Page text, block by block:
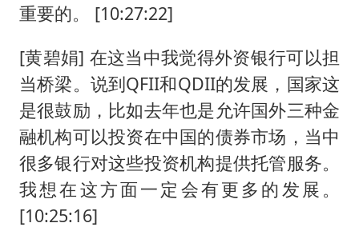
重要的。 [10:27:22]
[黄碧娟] 在这当中我觉得外资银行可以担
当桥梁。说到QFII和QDII的发展，国家这
是很鼓励，比如去年也是允许国外三种金
融机构可以投资在中国的债券市场，当中
很多银行对这些投资机构提供托管服务。
我想在这方面一定会有更多的发展。
[10:25:16]